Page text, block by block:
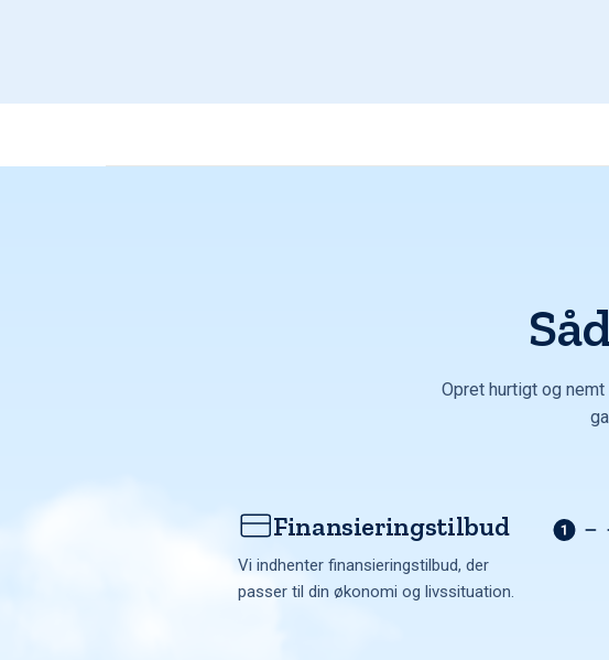
Opret hurtigt og
Finansieringstilbud
Vi indhenter finansieringstilbud, der
passer til din økonomi og livssituation.